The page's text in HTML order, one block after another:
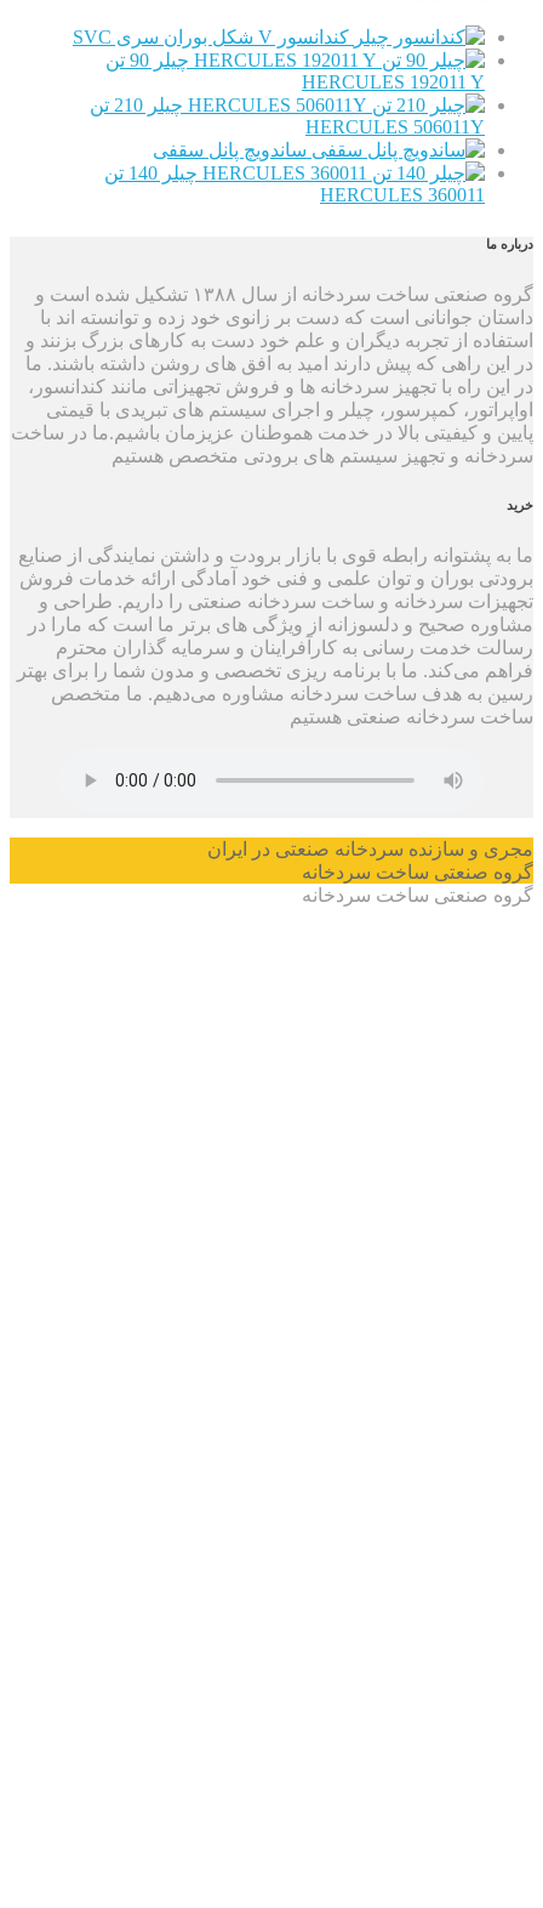
کندانسور V شکل بوران سری SVC
چیلر 90 تن
HERCULES 192011
چیلر 210 تن
HERCULES
ساندویچ پانل سقفی
چیلر 140 تن
HERCULES
گروه صنعتی ساخت سردخانه از سال ۱۳۸۸ تشکیل شده است و
جوانانی است که دست بر زانوی خود زده و توانسته اند با
از تجربه دیگران و علم خود دست به کارهای بزرگ بزنند و
که پیش دارند امید به افق های روشن داشته باشند. ما
با تجهیز سردخانه ها و فروش تجهیزاتی مانند کندانسور،
کمپرسور، چیلر و اجرای سیستم های تبریدی با قیمتی
کیفیتی بالا در خدمت هموطنان عزیزمان باشیم.ما در ساخت
و تجهیز سیستم های برودتی متخصص هستیم
رابطه قوی با بازار برودت و داشتن نمایندگی از صنایع
بوران و توان علمی و فنی خود آمادگی ارائه خدمات فروش
سردخانه و ساخت سردخانه صنعتی را داریم. طراحی و
صحیح و دلسوزانه از ویژگی های برتر ما است که مارا در
رسانی به کارآفراینان و سرمایه گذاران محترم
ما با برنامه ریزی تخصصی و مدون شما را برای بهتر
هدف ساخت سردخانه مشاوره می‌دهیم. ما متخصص
صنعتی هستیم
سردخانه صنعتی در ایران
ساخت سردخانه
ساخت سردخانه